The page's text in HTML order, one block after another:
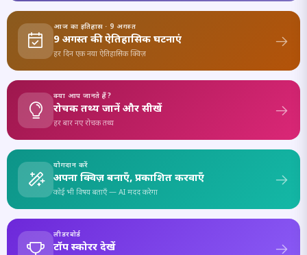
आज का इतिहास · 9 अगस्त
9 अगस्त की ऐतिहासिक घटनाएं
हर दिन एक नया ऐतिहासिक क्विज़
क्या आप जानते हैं?
रोचक तथ्य जानें और सीखें
हर बार नए रोचक तथ्य
योगदान करें
अपना क्विज़ बनाएँ, प्रकाशित करवाएँ
कोई भी विषय बताएँ — AI मदद करेगा
लीडरबोर्ड
टॉप स्कोरर देखें